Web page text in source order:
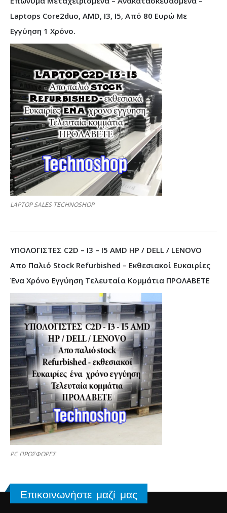
Laptops Core2duo, AMD, I3, I5, Από 80 Ευρώ Με
Εγγύηση 1 Χρόνο.
LAPTOP SALES TECHNOSHOP
ΥΠΟΛΟΓΙΣΤΕΣ C2D – I3 – I5 AMD HP / DELL / LENOVO
Απο Παλιό Stock Refurbished – Εκθεσιακοί Ευκαιρίες
Ένα Χρόνο Εγγύηση Τελευταία Κομμάτια ΠΡΟΛΑΒΕΤΕ
PC ΠΡΟΣΦΟΡΕΣ
Επικοινωνήστε μαζί μας